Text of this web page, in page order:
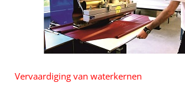
Vervaardiging van waterkernen